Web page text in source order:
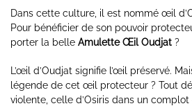
Dans cette culture, il est nommé œil
Pour bénéficier de son pouvoir
porter la belle Amulette Œil Oudjat ?
L’œil d’Oudjat signifie l’œil préservé.
légende de cet œil protecteur ? Tout
violente, celle d’Osiris dans un